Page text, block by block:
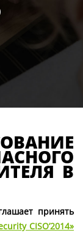
В
принять
CISO’2014»